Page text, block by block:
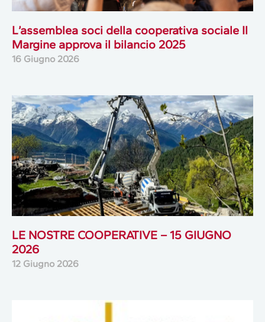
L’assemblea soci della cooperativa sociale Il
Margine approva il bilancio 2025
16 Giugno 2026
LE NOSTRE COOPERATIVE – 15 GIUGNO
2026
12 Giugno 2026